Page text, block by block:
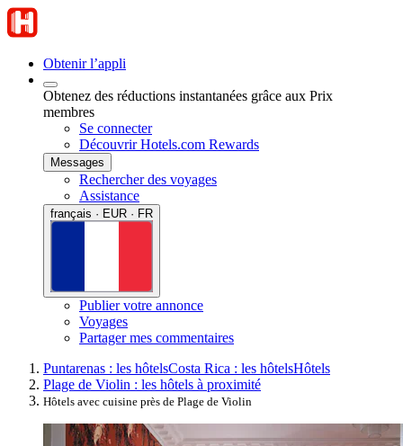
Obtenir l’appli
Obtenez des réductions instantanées grâce aux Prix
membres
Se connecter
Découvrir Hotels.com Rewards
Messages
Rechercher des voyages
Assistance
français · EUR · FR
Publier votre annonce
Voyages
Partager mes commentaires
Puntarenas : les hôtelsCosta Rica : les hôtelsHôtels
Plage de Violin : les hôtels à proximité
Hôtels avec cuisine près de Plage de Violin